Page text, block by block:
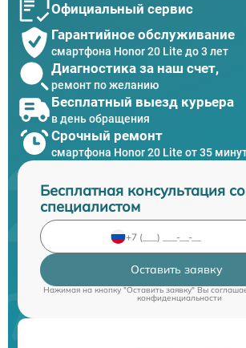
Официальный сервис
Гарантийное обслуживание
смартфона Honor 20 Lite до 3 лет
Диагностика за наш счет,
ремонт по желанию
Бесплатный выезд курьера
в день обращения
Срочный ремонт
смартфона Honor 20 Lite от 35
Бесплатная консультация со
специалистом
Оставить заявку
Нажимая на кнопку "Оставить заявку" Вы
конфиденциальности